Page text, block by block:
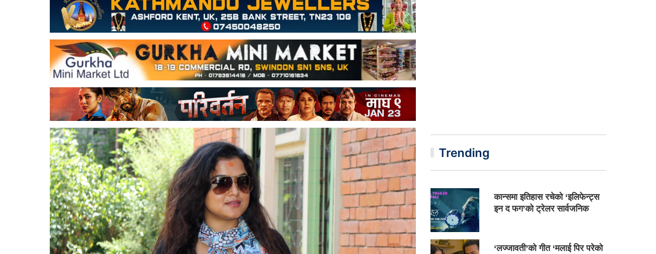
Trending
कान्समा इतिहास रचेको ‘इलिफेन्ट्स
इन द फग’को ट्रेलर सार्वजनिक
‘लज्जावती’को गीत ‘मलाई पिर परेको